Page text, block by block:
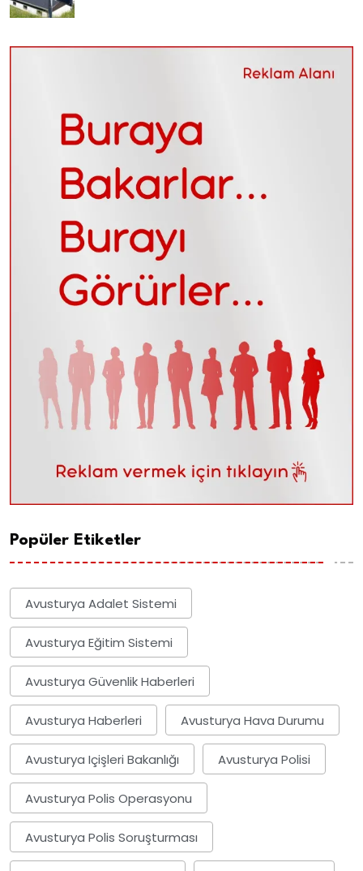
Popüler Etiketler
Avusturya Adalet Sistemi
Avusturya Eğitim Sistemi
Avusturya Güvenlik Haberleri
Avusturya Haberleri Avusturya Hava Durumu
Avusturya Içişleri Bakanlığı Avusturya Polisi
Avusturya Polis Operasyonu
Avusturya Polis Soruşturması